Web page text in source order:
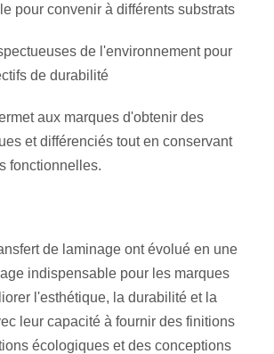
pour convenir à différents substrats
de l'environnement pour
de durabilité
aux marques d'obtenir des
et différenciés tout en conservant
fonctionnelles.
de laminage ont évolué en une
indispensable pour les marques
l'esthétique, la durabilité et la
leur capacité à fournir des finitions
écologiques et des conceptions